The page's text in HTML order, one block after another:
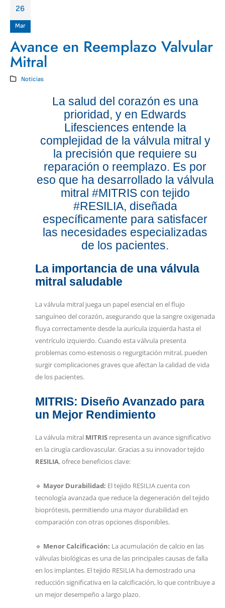
26
Mar
Avance en Reemplazo Valvular
Mitral
Noticias
La salud del corazón es una
prioridad, y en Edwards
Lifesciences entende la
complejidad de la válvula mitral y
la precisión que requiere su
reparación o reemplazo. Es por
eso que ha desarrollado la válvula
mitral #MITRIS con tejido
#RESILIA, diseñada
específicamente para satisfacer
las necesidades especializadas
de los pacientes.
La importancia de una válvula
mitral saludable
La válvula mitral juega un papel esencial en el flujo
sanguíneo del corazón, asegurando que la sangre oxigenada
fluya correctamente desde la aurícula izquierda hasta el
ventrículo izquierdo. Cuando esta válvula presenta
problemas como estenosis o regurgitación mitral, pueden
surgir complicaciones graves que afectan la calidad de vida
de los pacientes.
MITRIS: Diseño Avanzado para
un Mejor Rendimiento
La válvula mitral MITRIS representa un avance significativo
en la cirugía cardiovascular. Gracias a su innovador tejido
RESILIA, ofrece beneficios clave:
🔹 Mayor Durabilidad: El tejido RESILIA cuenta con
tecnología avanzada que reduce la degeneración del tejido
bioprótesis, permitiendo una mayor durabilidad en
comparación con otras opciones disponibles.
🔹 Menor Calcificación: La acumulación de calcio en las
válvulas biológicas es una de las principales causas de falla
en los implantes. El tejido RESILIA ha demostrado una
reducción significativa en la calcificación, lo que contribuye a
un mejor desempeño a largo plazo.